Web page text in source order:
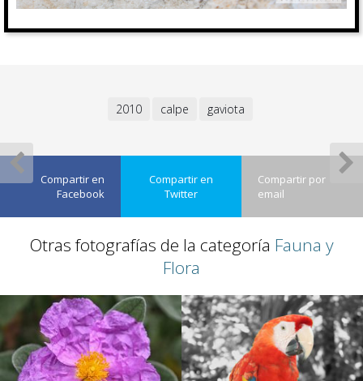
2010 calpe gaviota
Compartir en
Facebook
Compartir en
Twitter
Compartir por
email
Otras fotografías de la categoría Fauna y
Flora